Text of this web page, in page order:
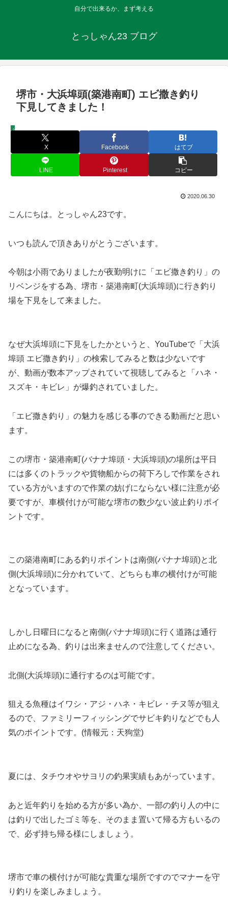
自分で出来るか、まず考える
とっしゃん23 ブログ
堺市・大浜埠頭(築港南町) エビ撒き釣り
下見してきました！
波止釣り・船釣り
X Facebook はてブ
LINE Pinterest コピー
2020.06.30
こんにちは。とっしゃん23です。
いつも読んで頂きありがとうございます。
今朝は小雨でありましたが夜勤明けに「エビ撒き釣り」の
リベンジをする為、堺市・築港南町(大浜埠頭)に行き釣り
場を下見をして来ました。
なぜ大浜埠頭に下見をしたかというと、YouTubeで「大浜
埠頭 エビ撒き釣り」の検索してみると数は少ないです
が、動画が数本アップされていて視聴してみると「ハネ・
スズキ・キビレ」が爆釣されていました。
「エビ撒き釣り」の魅力を感じる事のできる動画だと思い
ます。
この堺市・築港南町(バナナ埠頭・大浜埠頭)の場所は平日
には多くのトラックや貨物船からの荷下ろしで作業をされ
ている方がいますので作業の妨げにならない様に注意が必
要ですが、車横付けが可能な堺市の数少ない波止釣りポイ
ントです。
この築港南町にある釣りポイントは南側(バナナ埠頭)と北
側(大浜埠頭)に分かれていて、どちらも車の横付けが可能
となっています。
しかし日曜日になると南側(バナナ埠頭)に行く道路は通行
止めになる為、釣りは出来ませんので注意してください。
北側(大浜埠頭)に通行するのは可能です。
狙える魚種はイワシ・アジ・ハネ・キビレ・チヌ等が狙え
るので、ファミリーフィッシングでサビキ釣りなどでも人
気のポイントです。(情報元：天狗堂)
夏には、タチウオやサヨリの釣果実績もあがっています。
あと近年釣りを始める方が多い為か、一部の釣り人の中に
は釣りで出したゴミ等を、そのまま置いて帰る方もいるの
で、必ず持ち帰る様にしましょう。
堺市で車の横付けが可能な貴重な場所ですのでマナーを守
り釣りを楽しみましょう。